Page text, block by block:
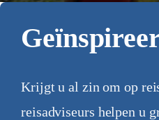
Krijgt u al zin om op
reisadviseurs helpen u